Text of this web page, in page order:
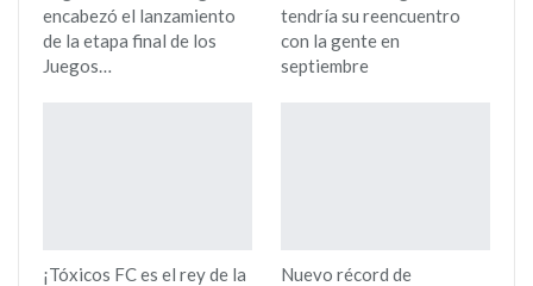
encabezó el lanzamiento
de la etapa final de los
Juegos…
tendría su reencuentro
con la gente en
septiembre
¡Tóxicos FC es el rey de la
Nuevo récord de